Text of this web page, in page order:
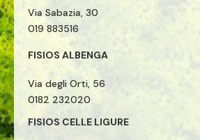
Via Sabazia, 30
019 883516
FISIOS ALBENGA
Via degli Orti, 56
0182 232020
FISIOS CELLE LIGURE